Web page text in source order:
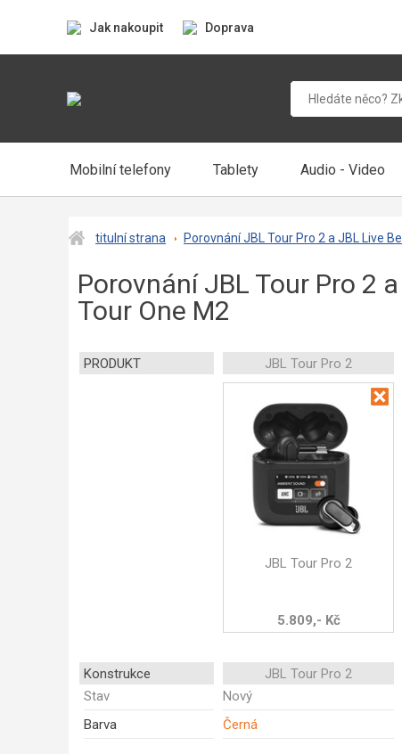
Jak nakoupit Doprava
Mobilní telefony Tablety Audio - Video
titulní strana Porovnání JBL Tour Pro 2 a JBL Live
Porovnání JBL Tour Pro 2
Tour One M2
PRODUKT JBL Tour Pro 2
JBL Tour Pro 2
5.809,- Kč
Konstrukce JBL Tour Pro 2
Stav
Nový
Barva
Černá